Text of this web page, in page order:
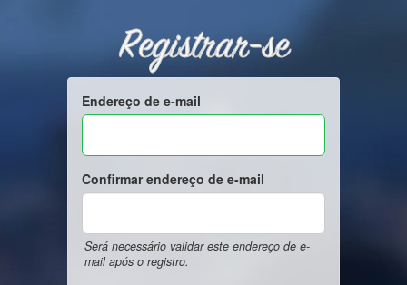
Registrar-se
Endereço de e-mail
Confirmar endereço de e-mail
Será necessário validar este endereço de e-
mail após o registro.